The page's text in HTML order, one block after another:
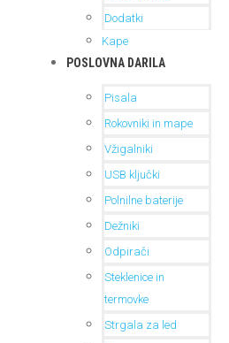
Dodatki
Kape
POSLOVNA DARILA
Pisala
Rokovniki in mape
Vžigalniki
USB ključki
Polnilne baterije
Dežniki
Odpirači
Steklenice in
termovke
Strgala za led